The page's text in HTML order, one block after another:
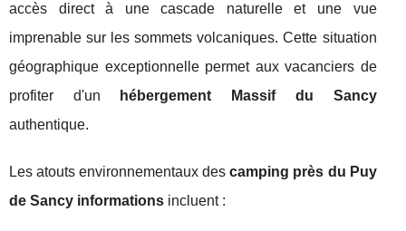
accès direct à une cascade naturelle et une vue
imprenable sur les sommets volcaniques. Cette situation
géographique exceptionnelle permet aux vacanciers de
profiter d'un
hébergement Massif du Sancy
authentique.
Les atouts environnementaux descamping près du Puy
de Sancy informations incluent :